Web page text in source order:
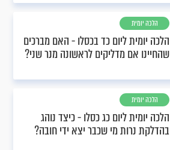
הלכה יומית
הלכה יומית ליום כד בכסלו - האם מברכים
שהחיינו אם מדליקים לראשונה מנר שני?
הלכה יומית
הלכה יומית ליום כג כסלו - כיצד נוהג
בהדלקת נרות מי שכבר יצא ידי חובה?